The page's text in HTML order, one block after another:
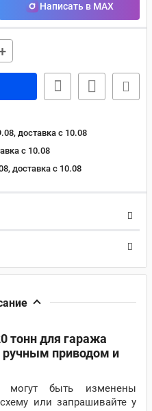
Написать в MAX
доставка c 10.08
c 10.08
доставка c 10.08
тонн для гаража
ручным приводом и
могут быть изменены
или запрашивайте у